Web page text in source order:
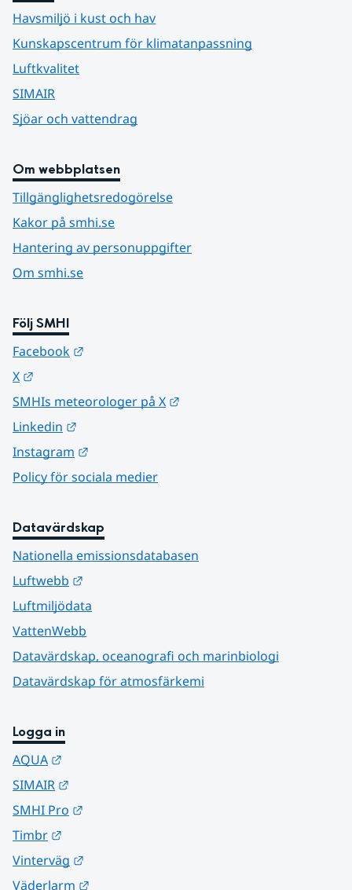
Havsmiljö i kust och hav
Kunskapscentrum för klimatanpassning
Luftkvalitet
SIMAIR
Sjöar och vattendrag
Om webbplatsen
Tillgänglighetsredogörelse
Kakor på smhi.se
Hantering av personuppgifter
Om smhi.se
Följ SMHI
Facebook
X
SMHIs meteorologer på X
Linkedin
Instagram
Policy för sociala medier
Datavärdskap
Nationella emissionsdatabasen
Luftwebb
Luftmiljödata
VattenWebb
Datavärdskap, oceanografi och marinbiologi
Datavärdskap för atmosfärkemi
Logga in
AQUA
SIMAIR
SMHI Pro
Timbr
Vinterväg
Väderlarm